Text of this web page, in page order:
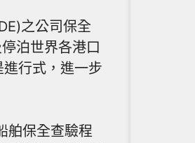
之公司保全
泊世界各港口
行式，進一步
舶保全查驗程